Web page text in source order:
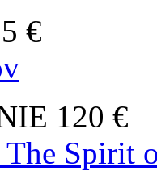
€
120 €
Spirit